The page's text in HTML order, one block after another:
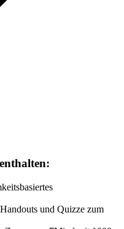
und Quizze zum